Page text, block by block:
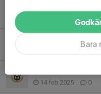
6
Träningstider v9-
14 feb 2025 0
Bara